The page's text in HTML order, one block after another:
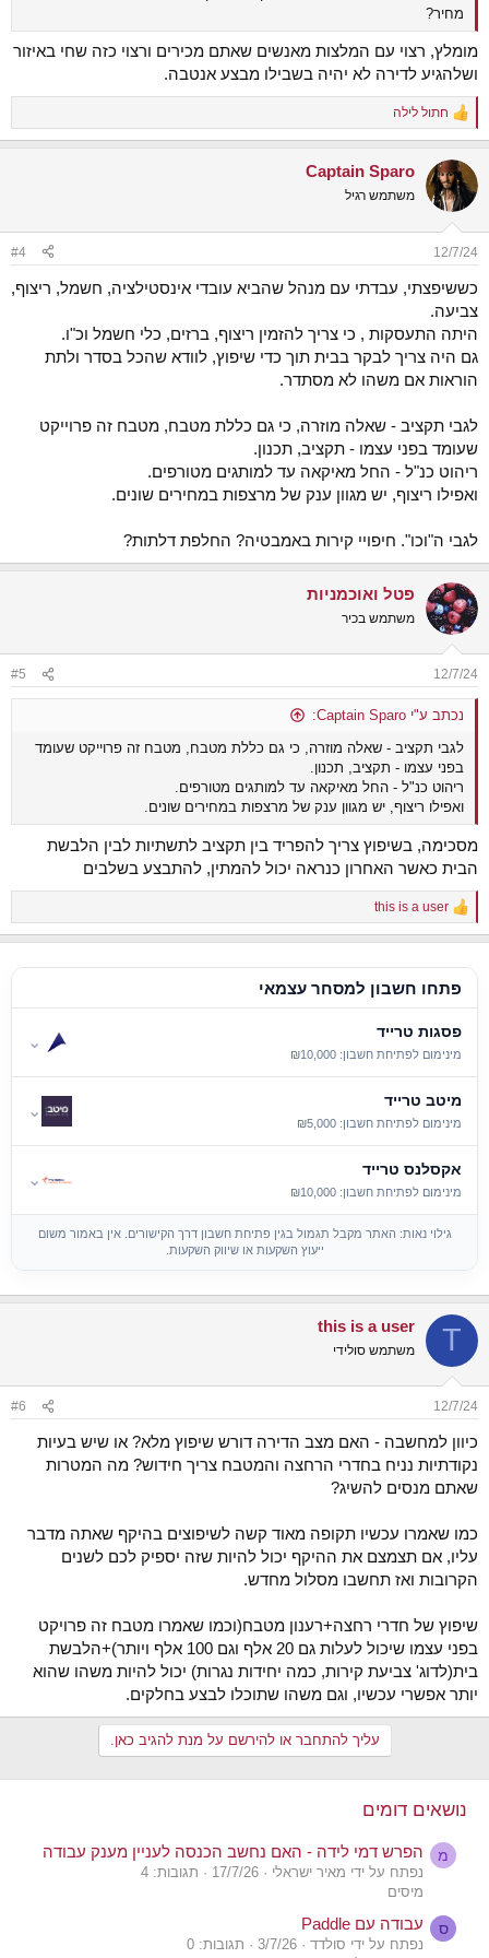
מחיר?
מומלץ, רצוי עם המלצות מאנשים שאתם מכירים ורצוי כזה שחי באיזור
ושלהגיע לדירה לא יהיה בשבילו מבצע אנטבה.
R
e
c
t
i
s
חתול לילה
Captain Sparo
משתמש רגיל
12/7/24
#4
כששיפצתי, עבדתי עם מנהל שהביא עובדי אינסטילציה, חשמל, ריצוף,
צביעה.
היתה התעסקות , כי צריך להזמין ריצוף, ברזים, כלי חשמל וכ"ו.
גם היה צריך לבקר בבית תוך כדי שיפוץ, לוודא שהכל בסדר ולתת
הוראות אם משהו לא מסתדר.
לגבי תקציב - שאלה מוזרה, כי גם כללת מטבח, מטבח זה פרוייקט
שעומד בפני עצמו - תקציב, תכנון.
ריהוט כנ"ל - החל מאיקאה עד למותגים מטורפים.
ואפילו ריצוף, יש מגוון ענק של מרצפות במחירים שונים.
לגבי ה"וכו". חיפויי קירות באמבטיה? החלפת דלתות?
פטל ואוכמניות
משתמש בכיר
12/7/24
#5
נכתב ע"י Captain Sparo:
לגבי תקציב - שאלה מוזרה, כי גם כללת מטבח, מטבח זה פרוייקט שעומד
בפני עצמו - תקציב, תכנון.
ריהוט כנ"ל - החל מאיקאה עד למותגים מטורפים.
ואפילו ריצוף, יש מגוון ענק של מרצפות במחירים שונים.
מסכימה, בשיפוץ צריך להפריד בין תקציב לתשתיות לבין הלבשת
הבית כאשר האחרון כנראה יכול להמתין, להתבצע בשלבים
R
e
c
this is a user
פתחו חשבון למסחר עצמאי
פסגות טרייד
מינימום לפתיחת חשבון: ₪10,000
⌄
מיטב טרייד
מינימום לפתיחת חשבון: ₪5,000
⌄
אקסלנס טרייד
מינימום לפתיחת חשבון: ₪10,000
⌄
גילוי נאות: האתר מקבל תגמול בגין פתיחת חשבון דרך הקישורים. אין באמור משום
ייעוץ השקעות או שיווק השקעות.
T
this is a user
משתמש סולידי
12/7/24
#6
כיוון למחשבה - האם מצב הדירה דורש שיפוץ מלא? או שיש בעיות
נקודתיות נניח בחדרי הרחצה והמטבח צריך חידוש? מה המטרות
שאתם מנסים להשיג?
כמו שאמרו עכשיו תקופה מאוד קשה לשיפוצים בהיקף שאתה מדבר
עליו, אם תצמצם את ההיקף יכול להיות שזה יספיק לכם לשנים
הקרובות ואז תחשבו מסלול מחדש.
שיפוץ של חדרי רחצה+רענון מטבח(וכמו שאמרו מטבח זה פרויקט
בפני עצמו שיכול לעלות גם 20 אלף וגם 100 אלף ויותר)+הלבשת
בית(לדוג' צביעת קירות, כמה יחידות נגרות) יכול להיות משהו שהוא
יותר אפשרי עכשיו, וגם משהו שתוכלו לבצע בחלקים.
עליך להתחבר או להירשם על מנת להגיב כאן.
נושאים דומים
מ הפרש דמי לידה - האם נחשב הכנסה לעניין מענק עבודה
נפתח על ידי מאיר ישראלי 17/7/26
תגובות: 4
מיסים
ס עבודה עם Paddle
נפתח על ידי סולדד 3/7/26
תגובות: 0